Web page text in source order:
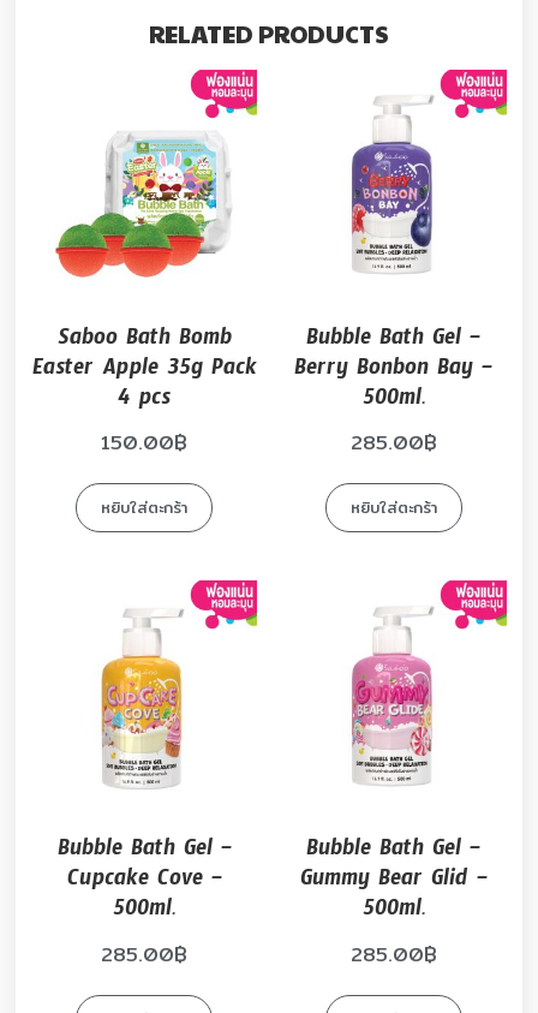
RELATED PRODUCTS
Saboo Bath Bomb
Easter Apple 35g Pack
4 pcs
150.00฿
หยิบใส่ตะกร้า
Bubble Bath Gel –
Berry Bonbon Bay –
500ml.
285.00฿
หยิบใส่ตะกร้า
Bubble Bath Gel –
Cupcake Cove –
500ml.
285.00฿
Bubble Bath Gel –
Gummy Bear Glid –
500ml.
285.00฿